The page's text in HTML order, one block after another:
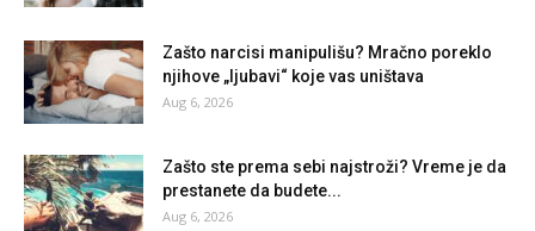
Zašto narcisi manipulišu? Mračno poreklo
njihove „ljubavi“ koje vas uništava
Aug 6, 2026
Zašto ste prema sebi najstroži? Vreme je da
prestanete da budete...
Aug 6, 2026